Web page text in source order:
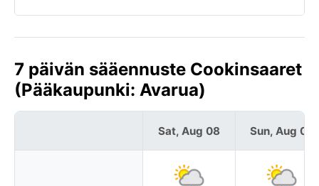
7 päivän sääennuste Cookinsaaret
(Pääkaupunki: Avarua)
Sat, Aug 08 Sun, Aug 09